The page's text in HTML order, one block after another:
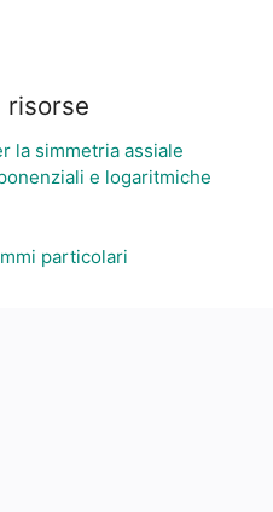
risorse
la simmetria assiale
e logaritmiche
particolari